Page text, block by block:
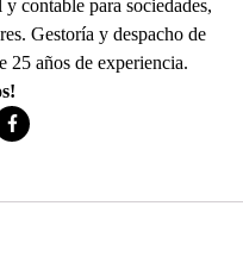
contable para sociedades,
Gestoría y despacho de
25 años de experiencia.